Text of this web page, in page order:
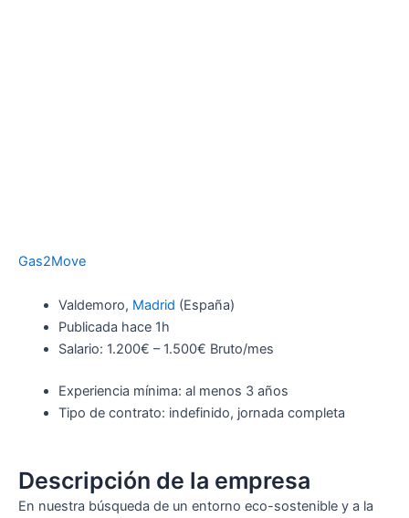
Gas2Move
Valdemoro, Madrid (España)
Publicada hace 1h
Salario: 1.200€ – 1.500€ Bruto/mes
Experiencia mínima: al menos 3 años
Tipo de contrato: indefinido, jornada completa
Descripción de la empresa
En nuestra búsqueda de un entorno eco-sostenible y a la